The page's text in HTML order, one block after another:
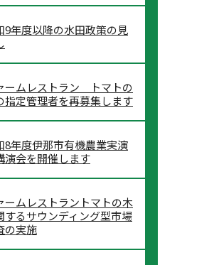
9年度以降の水田政策の見
ームレストラン トマトの
指定管理者を再募集します
8年度伊那市有機農業実演
演会を開催します
ームレストラントマトの木
するサウンディング型市場
の実施